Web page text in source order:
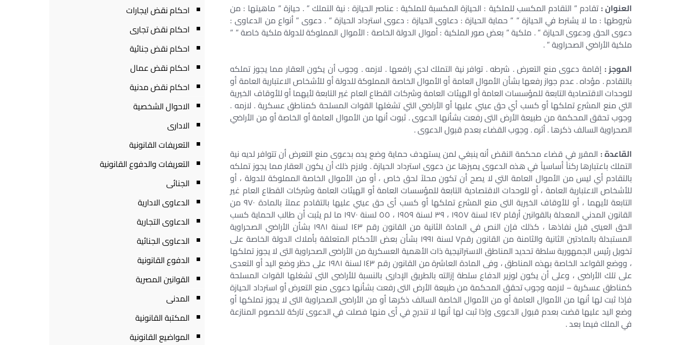
العنوان :تقادم ” التقادم المكسب للملكية : الحيازة المكسبة للملكية : عناصر الحيازة : نية التملك ” . حيازة ” ماهيتها : من
شروطها : ما لا يشترط في الحيازة ” ” حماية الحيازة : دعاوى الحيازة : دعوى استرداد الحيازة ” . دعوى ” أنواع من الدعاوى :
دعوى الحق ودعوى الحيازة ” . ملكية ” بعض صور الملكية : أموال الدولة الخاصة : الأموال المملوكة للدولة ملكية خاصة ” ”
ملكية الأراضي الصحراوية ” .
الموجز : إقامة دعوى منع التعرض . شرطه . توافر نية التملك لدي رافعها . لازمه . وجوب أن يكون العقار مما يجوز تملكه
بالتقادم . مؤداه . عدم جواز رفعها بشأن الأموال العامة أو الأموال الخاصة المملوكة للدولة أو للأشخاص الاعتبارية العامة أو
للوحدات الاقتصادية التابعة للمؤسسات العامة أو الهيئات العامة وشركات القطاع العام غير التابعة لأيهما أو للأوقاف الخيرية
التي منع المشرع تملكها أو كسب أي حق عيني عليها أو الأراضي التي تشغلها القوات المسلحة كمناطق عسكرية . لازمه .
وجوب تحقق المحكمة من طبيعة الأرض التى رفعت بشأنها الدعوى . ثبوت أنها من الأموال العامة أو الخاصة أو من الأراضي
الصحراوية السالف ذكرها . أثره . وجوب القضاء بعدم قبول الدعوى .
القاعدة :المقرر في قضاء محكمة النقض أنه ينبغي لمن يستهدف حماية وضع يده بدعوى منع التعرض أن تتوافر لديه نية
التملك باعتبارها ركناً أساسياً في هذه الدعوى يميزها عن دعوى استرداد الحيازة . ولازم ذلك أن يكون العقار مما يجوز تملكه
بالتقادم أي ليس من الأموال العامة التي لا يصح أن تكون محلاً لحق خاص ، أو من الأموال الخاصة المملوكة للدولة ، أو
للأشخاص الاعتبارية العامة ، أو للوحدات الاقتصادية التابعة للمؤسسات العامة أو الهيئات العامة وشركات القطاع العام غير
التابعة لأيهما ، أو للأوقاف الخيرية التى منع المشرع تملكها أو كسب أى حق عيني عليها بالتقادم عملاً بالمادة ٩٧٠ من
القانون المدني المعدلة بالقوانين أرقام ١٤٧ لسنة ١٩٥٧ ، ٣٩ لسنة ١٩٥٩ ، ٥٥ لسنة ١٩٧٠ ما لم يثبت أن طالب الحماية كسب
الحق العينى قبل نفاذها ، كذلك فإن النص في المادة الثانية من القانون رقم ١٤٣ لسنة ١٩٨١ بشأن الأراضي الصحراوية
المستبدلة بالمادتين الثانية والثامنة من القانون رقم٧ لسنة ١٩٩١ بشأن بعض الأحكام المتعلقة بأملاك الدولة الخاصة على
تخويل رئيس الجمهورية سلطة تحديد المناطق الاستراتيجية ذات الأهمية العسكرية من الأراضى الصحراوية التى لا يجوز تملكها
، ووضع القواعد الخاصة بهذه المناطق ، وفى المادة العاشرة من القانون رقم ١٤٣ لسنة ١٩٨١ على حظر وضع اليد أو التعدى
على تلك الأراضى ، وعلى أن يكون لوزير الدفاع سلطة إزالته بالطريق الإدارى بالنسبة للأراضى التى تشغلها القوات المسلحة
كمناطق عسكرية – لازمه وجوب تحقق المحكمة من طبيعة الأرض التى رفعت بشأنها دعوى منع التعرض أو استرداد الحيازة
فإذا ثبت لها أنها من الأموال العامة أو من الأموال الخاصة السالف ذكرها أو من الأراضى الصحراوية التى لا يجوز تملكها أو
وضع اليد عليها قضت بعدم قبول الدعوى وإذا ثبت لها أنها لا تندرج في أى منها فصلت في الدعوى تاركة للخصوم المنازعة
في الملك فيما بعد .
احكام نقض ايجارات
احكام نقض تجارى
احكام نقض جنائية
احكام نقض عمال
احكام نقض مدنية
الاحوال الشخصية
الادارى
التعريفات القانونية
التعريفات والدفوع القانونية
الجنائى
الدعاوى الادارية
الدعاوى التجارية
الدعاوى الجنائية
الدفوع القانونية
القوانين المصرية
المدنى
المكتبة القانونية
المواضيع القانونية